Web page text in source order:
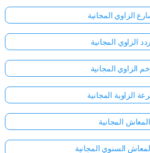
الزاوي المجانية
الزاوي المجانية
الزاوي المجانية
الزاوية المجانية
المجانية
السنوي المجانية